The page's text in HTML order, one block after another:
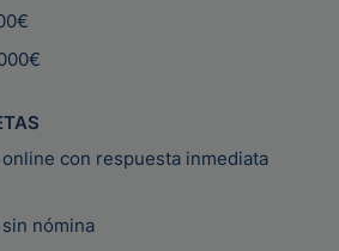
con respuesta inmediata
nómina